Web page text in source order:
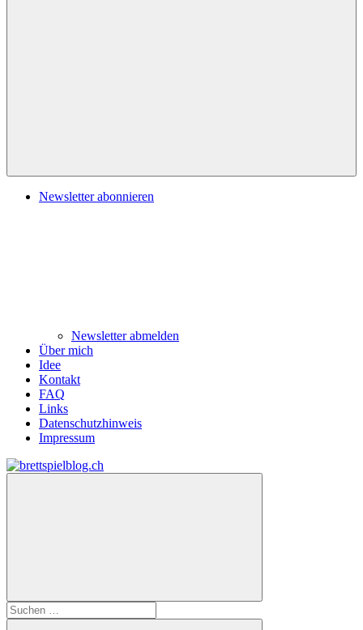
Newsletter abonnieren
Newsletter abmelden
Über mich
Idee
Kontakt
FAQ
Links
Datenschutzhinweis
Impressum
Zum
Inhalt
Suchen
nach: